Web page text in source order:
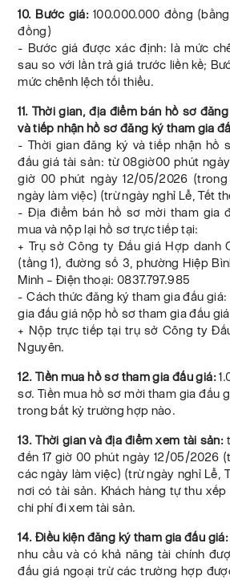
10. Bước giá:100.000.000 đồng
đồng)
- Bước giá được xác định: là mức
sau so với lần trả giá trước liền kề;
mức chênh lệch tối thiểu.
11. Thời gian, địa điểm bán hồ sơ
và tiếp nhận hồ sơ đăng ký tham gia
- Thời gian đăng ký và tiếp nhận hồ
đấu giá tài sản: từ 08giờ00 phút
giờ 00 phút ngày 12/05/2026
ngày làm việc) (trừ ngày nghỉ Lễ, Tết
- Địa điểm bán hồ sơ mời tham gia
mua và nộp lại hồ sơ trực tiếp tại:
+ Trụ sở Công ty Đấu giá Hợp danh
(tầng 1), đường số 3, phường Hiệp
Minh – Điện thoại: 0837.797.985
- Cách thức đăng ký tham gia đấu
gia đấu giá nộp hồ sơ tham gia đấu
+ Nộp trực tiếp tại trụ sở Công ty
Nguyên.
12. Tiền mua hồ sơ tham gia đấu giá:
sơ. Tiền mua hồ sơ mời tham gia đấu
trong bất kỳ trường hợp nào.
13. Thời gian và địa điểm xem tài sản:
đến 17 giờ 00 phút ngày 12/05/2026
các ngày làm việc) (trừ ngày nghỉ Lễ,
nơi có tài sản. Khách hàng tự thu
chi phí đi xem tài sản.
14. Điều kiện đăng ký tham gia đấu giá:
nhu cầu và có khả năng tài chính
đấu giá ngoại trừ các trường hợp